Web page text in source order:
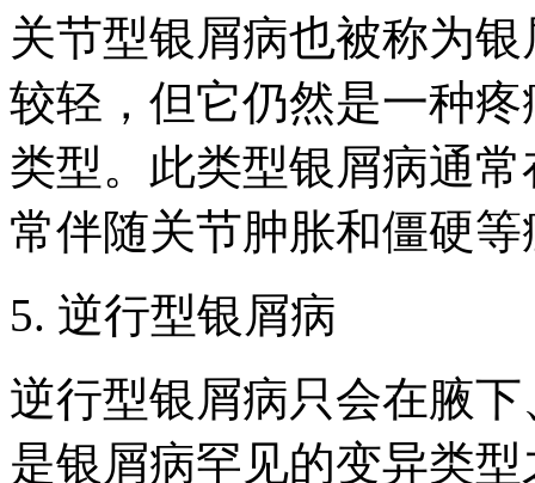
关节型银屑病也被称为
较轻，但它仍然是一种
类型。此类型银屑病通
常伴随关节肿胀和僵硬等
5. 逆行型银屑病
逆行型银屑病只会在腋
是银屑病罕见的变异类